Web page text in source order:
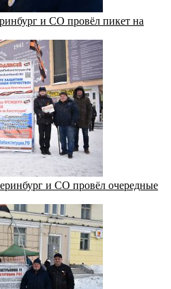
и СО провёл пикет на
и СО провёл очередные